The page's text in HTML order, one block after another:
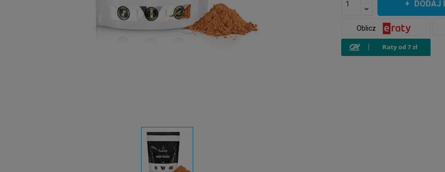
DODAJ
Oblicz